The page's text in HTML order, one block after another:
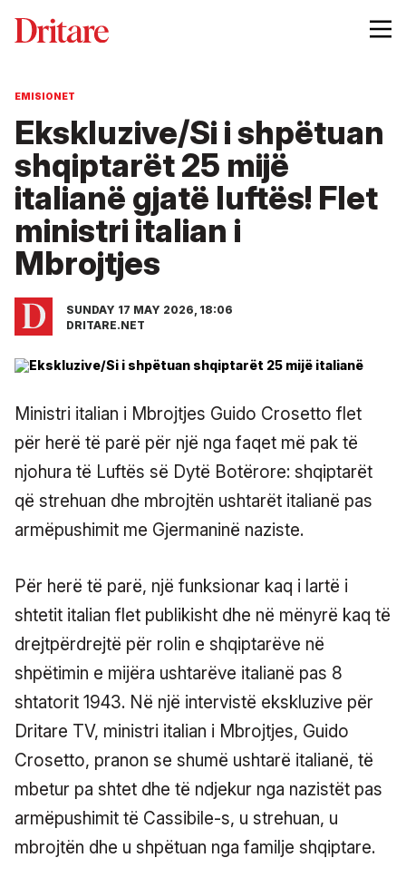
EMISIONET
Ekskluzive/Si i shpëtuan
shqiptarët 25 mijë
italianë gjatë luftës! Flet
ministri italian i
Mbrojtjes
SUNDAY 17 MAY 2026, 18:06
DRITARE.NET
Ministri italian i Mbrojtjes Guido Crosetto flet
për herë të parë për një nga faqet më pak të
njohura të Luftës së Dytë Botërore: shqiptarët
që strehuan dhe mbrojtën ushtarët italianë pas
armëpushimit me Gjermaninë naziste.
Për herë të parë, një funksionar kaq i lartë i
shtetit italian flet publikisht dhe në mënyrë kaq të
drejtpërdrejtë për rolin e shqiptarëve në
shpëtimin e mijëra ushtarëve italianë pas 8
shtatorit 1943. Në një intervistë ekskluzive për
Dritare TV, ministri italian i Mbrojtjes, Guido
Crosetto, pranon se shumë ushtarë italianë, të
mbetur pa shtet dhe të ndjekur nga nazistët pas
armëpushimit të Cassibile-s, u strehuan, u
mbrojtën dhe u shpëtuan nga familje shqiptare.